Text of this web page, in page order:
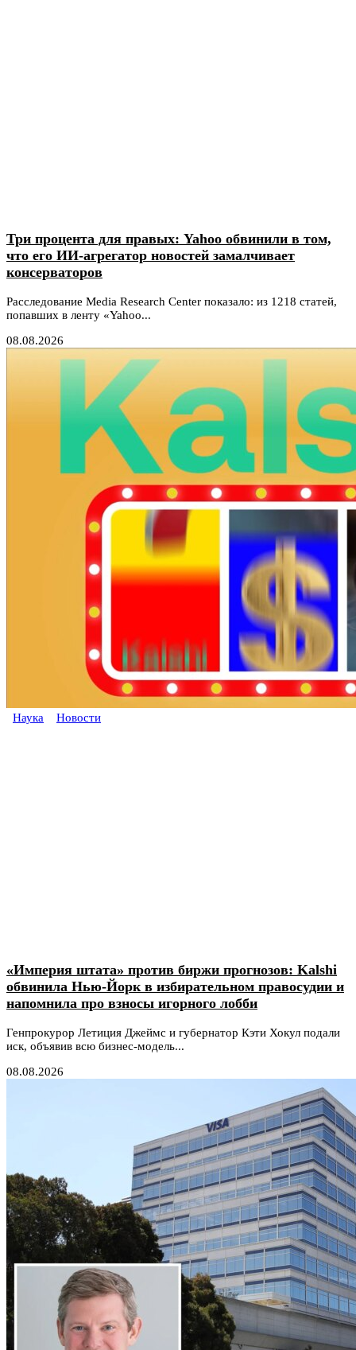
Три процента для правых: Yahoo обвинили в том,
что его ИИ-агрегатор новостей замалчивает
консерваторов
Расследование Media Research Center показало: из 1218 статей,
попавших в ленту «Yahoo...
08.08.2026
Наука Новости
«Империя штата» против биржи прогнозов: Kalshi
обвинила Нью-Йорк в избирательном правосудии и
напомнила про взносы игорного лобби
Генпрокурор Летиция Джеймс и губернатор Кэти Хокул подали
иск, объявив всю бизнес-модель...
08.08.2026